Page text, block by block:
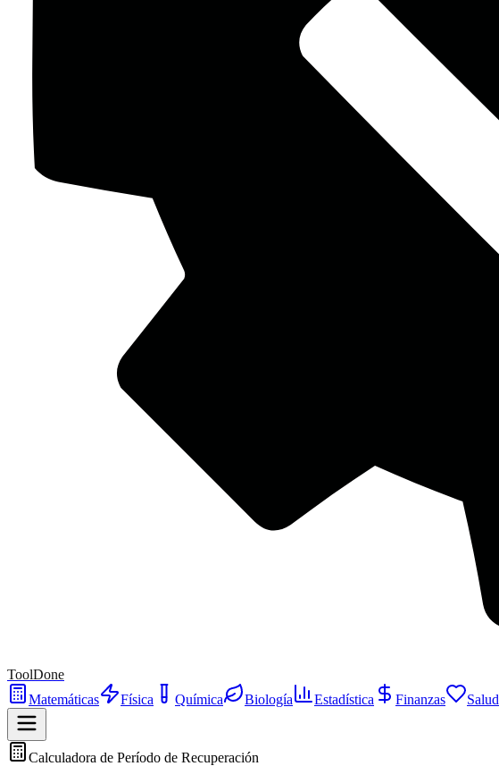
ToolDone
Matemáticas
Física Química Biología Estadística Finanzas Salud
Calculadora de Período de Recuperación